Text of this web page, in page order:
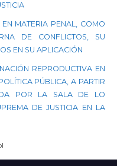
MATERIA PENAL, COMO
DE CONFLICTOS, SU
EN SU APLICACIÓN
REPRODUCTIVA EN
PÚBLICA, A PARTIR
POR LA SALA DE LO
DE JUSTICIA EN LA